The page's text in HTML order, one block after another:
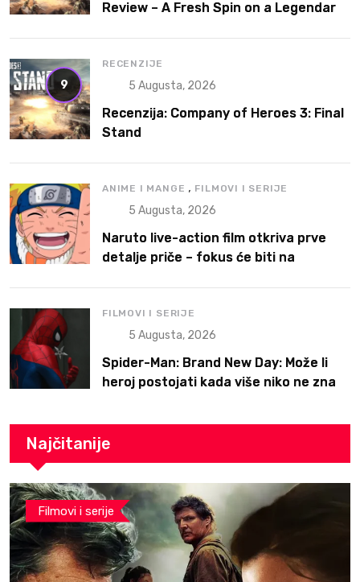
Review – A Fresh Spin on a Legendary
9
RECENZIJE
5 Augusta, 2026
Recenzija: Company of Heroes 3: Final
Stand
ANIME I MANGE , FILMOVI I SERIJE
5 Augusta, 2026
Naruto live-action film otkriva prve
detalje priče – fokus će biti na
FILMOVI I SERIJE
5 Augusta, 2026
Spider-Man: Brand New Day: Može li
heroj postojati kada više niko ne zna
Najčitanije
Filmovi i serije